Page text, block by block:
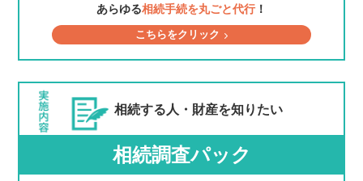
あらゆる相続手続を丸ごと代行！
こちらをクリック
相続する人・財産を知りたい
相続調査パック